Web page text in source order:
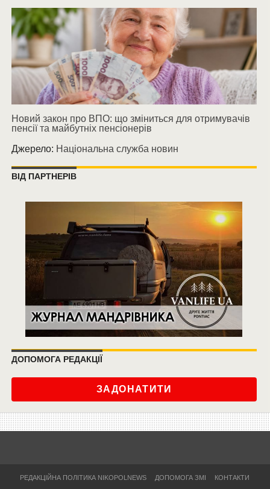
Новий закон про ВПО: що зміниться для отримувачів
пенсії та майбутніх пенсіонерів
Джерело: Національна служба новин
ВІД ПАРТНЕРІВ
ДОПОМОГА РЕДАКЦІЇ
ЗАДОНАТИТИ
РЕДАКЦІЙНА ПОЛІТИКА NIKOPOLNEWS ДОПОМОГА ЗМІ КОНТАКТИ